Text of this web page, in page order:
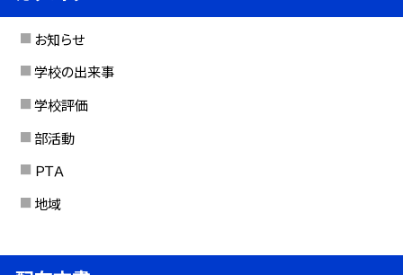
お知らせ
学校の出来事
学校評価
部活動
ＰＴＡ
地域